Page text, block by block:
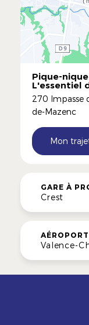
Pique-
L'essentiel
270 Impasse
de-Mazenc
Mon
GARE À
Crest
Valence-